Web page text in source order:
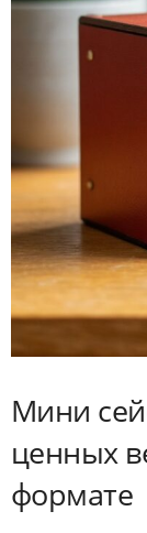
Мини
ценных
формате